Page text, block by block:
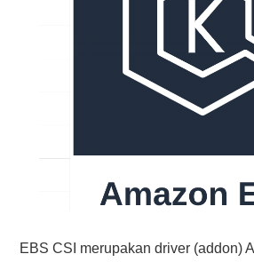
EBS CSI merupakan driver (addon)